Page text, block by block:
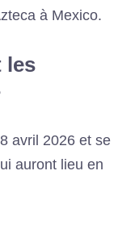
à Mexico.
les
avril 2026 et se
auront lieu en